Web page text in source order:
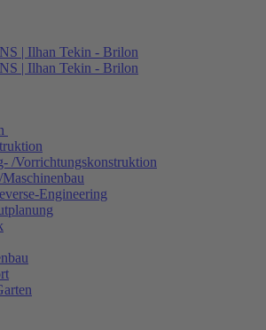
/Vorrichtungskonstruktion
Engineering